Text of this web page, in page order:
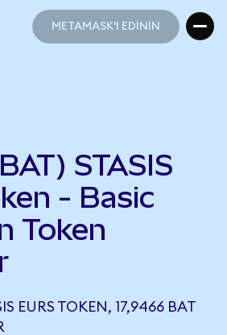
METAMASK'I EDİNİN
STASIS
- Basic
Token
EURS TOKEN, 17,9466 BAT